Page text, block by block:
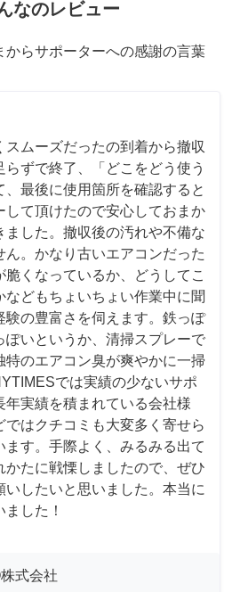
なのレビュー
からサポーターへの感謝の言葉
スムーズだったの到着から撤収
らずで終了、「どこをどう使う
、最後に使用箇所を確認すると
して頂けたので安心しておまか
ました。撤収後の汚れや不備な
ん。かなり古いエアコンだった
くなっているか、どうしてこ
などもちょいちょい作業中に聞
験の豊富さを伺えます。鉄っぽ
ぽいというか、清掃スプレーで
特のエアコン臭が爽やかに一掃
では実績の少ないサポ
年実績を積まれている会社様
ではクチコミも大変多く寄せら
ます。手際よく、みるみる出て
かたに戦慄しましたので、ぜひ
いしたいと思いました。本当に
した！
式会社